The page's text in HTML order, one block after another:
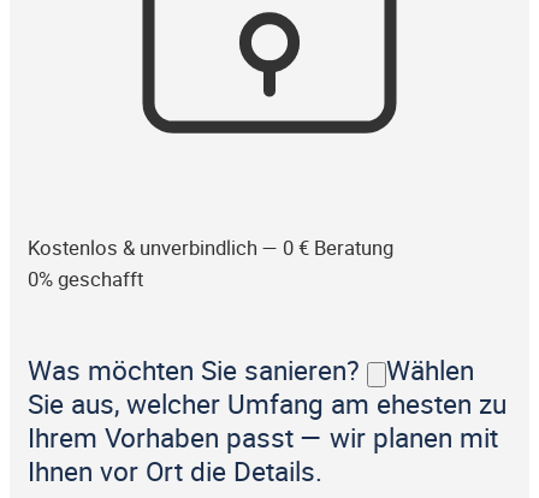
Kostenlos & unverbindlich — 0 € Beratung
0% geschafft
Was möchten Sie sanieren?
Wählen
Sie aus, welcher Umfang am ehesten zu
Ihrem Vorhaben passt — wir planen mit
Ihnen vor Ort die Details.